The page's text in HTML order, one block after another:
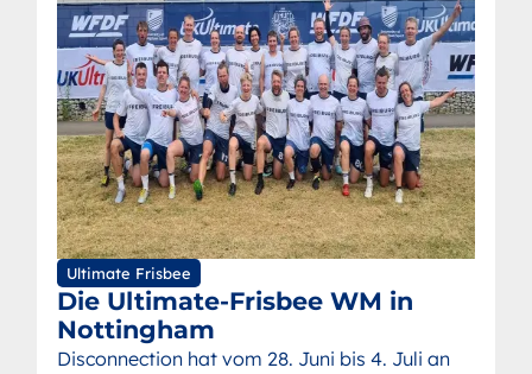
Ultimate Frisbee
Die Ultimate-Frisbee WM in
Nottingham
Disconnection hat vom 28. Juni bis 4. Juli an